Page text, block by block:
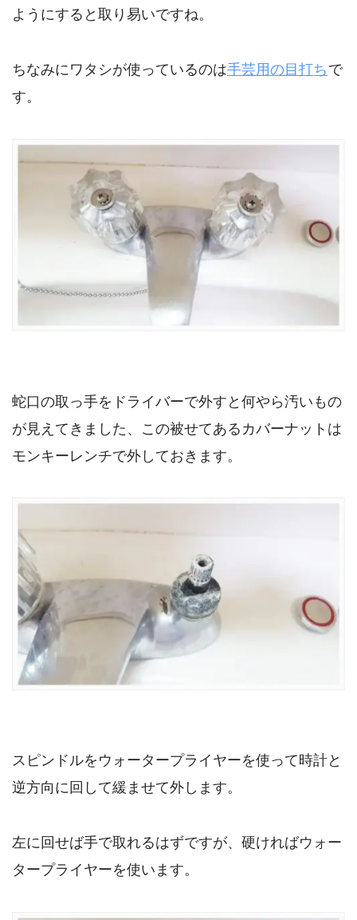
ようにすると取り易いですね。
ちなみにワタシが使っているのは手芸用の目打ち で
す。
蛇口の取っ手をドライバーで外すと何やら汚いもの
が見えてきました、この被せてあるカバーナットは
モンキーレンチで外しておきます。
スピンドルをウォータープライヤーを使って時計と
逆方向に回して緩ませて外します。
左に回せば手で取れるはずですが、硬ければウォー
タープライヤーを使います。